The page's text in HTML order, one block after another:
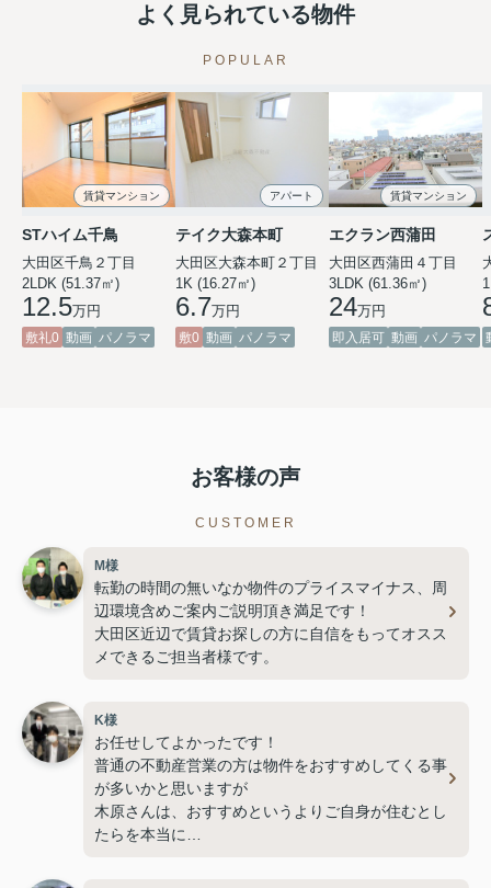
よく見られている物件
POPULAR
賃貸マンション
STハイム千鳥
大田区千鳥２丁目
2LDK (51.37㎡)
12.5万円
敷礼0 動画 パノラマ
アパート
テイク大森本町
大田区大森本町２丁目
1K (16.27㎡)
6.7万円
敷0 動画 パノラマ
賃貸マンション
エクラン西蒲田
大田区西蒲田４丁目
3LDK (61.36㎡)
24万円
即入居可 動画 パノラマ
お客様の声
CUSTOMER
M様
転勤の時間の無いなか物件のプライスマイナス、周
辺環境含めご案内ご説明頂き満足です！
大田区近辺で賃貸お探しの方に自信をもってオスス
メできるご担当者様です。
K様
お任せしてよかったです！
普通の不動産営業の方は物件をおすすめしてくる事
が多いかと思いますが
木原さんは、おすすめというよりご自身が住むとし
たらを本当に